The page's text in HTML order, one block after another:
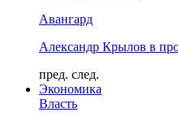
Авангард
Александр Крылов в
пред. след.
Экономика
Власть